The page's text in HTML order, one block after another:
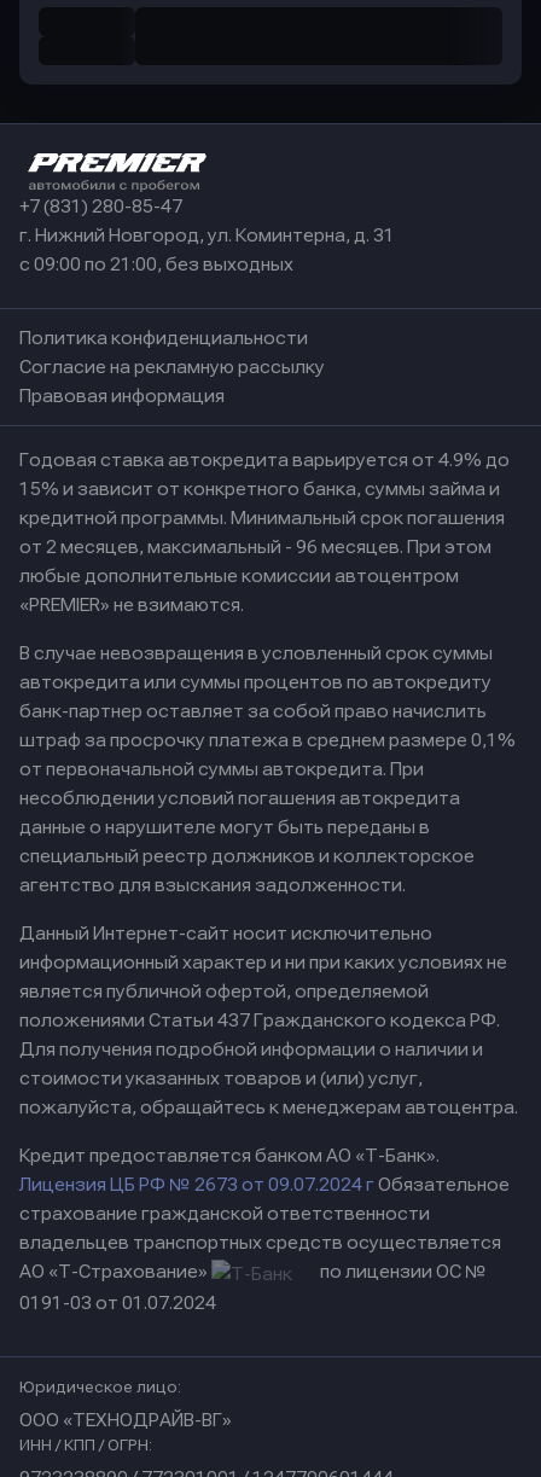
+7 (831) 280-85-47
г. Нижний Новгород, ул. Коминтерна, д. 31
с 09:00 по 21:00, без выходных
Политика конфиденциальности
Согласие на рекламную рассылку
Правовая информация
Годовая ставка автокредита варьируется от 4.9% до
15% и зависит от конкретного банка, суммы займа и
кредитной программы. Минимальный срок погашения
от 2 месяцев, максимальный - 96 месяцев. При этом
любые дополнительные комиссии автоцентром
«PREMIER» не взимаются.
В случае невозвращения в условленный срок суммы
автокредита или суммы процентов по автокредиту
банк-партнер оставляет за собой право начислить
штраф за просрочку платежа в среднем размере 0,1%
от первоначальной суммы автокредита. При
несоблюдении условий погашения автокредита
данные о нарушителе могут быть переданы в
специальный реестр должников и коллекторское
агентство для взыскания задолженности.
Данный Интернет-сайт носит исключительно
информационный характер и ни при каких условиях не
является публичной офертой, определяемой
положениями Статьи 437 Гражданского кодекса РФ.
Для получения подробной информации о наличии и
стоимости указанных товаров и (или) услуг,
пожалуйста, обращайтесь к менеджерам автоцентра.
Кредит предоставляется банком АО «Т-Банк».
Лицензия ЦБ РФ № 2673 от 09.07.2024 гОбязательное
страхование гражданской ответственности
владельцев транспортных средств осуществляется
АО «Т-Страхование»
по лицензии ОС №
0191-03 от 01.07.2024
Юридическое лицо:
ООО «ТЕХНОДРАЙВ-ВГ»
ИНН / КПП / ОГРН: